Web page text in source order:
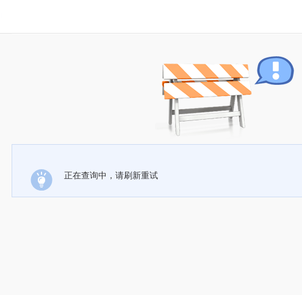
正在查询中，请刷新重试